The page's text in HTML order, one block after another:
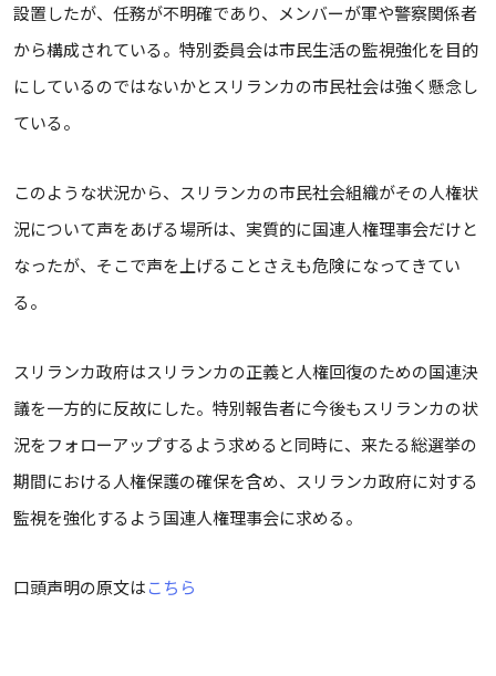
設置したが、任務が不明確であり、メンバーが軍や警察関係者
から構成されている。特別委員会は市民生活の監視強化を目的
にしているのではないかとスリランカの市民社会は強く懸念し
ている。
このような状況から、スリランカの市民社会組織がその人権状
況について声をあげる場所は、実質的に国連人権理事会だけと
なったが、そこで声を上げることさえも危険になってきてい
る。
スリランカ政府はスリランカの正義と人権回復のための国連決
議を一方的に反故にした。特別報告者に今後もスリランカの状
況をフォローアップするよう求めると同時に、来たる総選挙の
期間における人権保護の確保を含め、スリランカ政府に対する
監視を強化するよう国連人権理事会に求める。
口頭声明の原文はこちら